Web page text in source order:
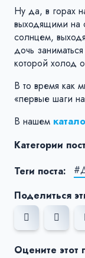
Ну да, в горах
выходящими на
солнцем,
дочь
которой холод
В то время как
«первые шаги
В нашем
Категории
Теги поста:
Поделиться
Оцените этот